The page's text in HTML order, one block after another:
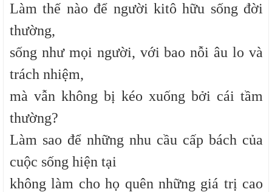
Làm thế nào để người kitô hữu sống đời
thường,
sống như mọi người, với bao nỗi âu lo và
trách nhiệm,
mà vẫn không bị kéo xuống bởi cái tầm
thường?
Làm sao để những nhu cầu cấp bách của
cuộc sống hiện tại
không làm cho họ quên những giá trị cao